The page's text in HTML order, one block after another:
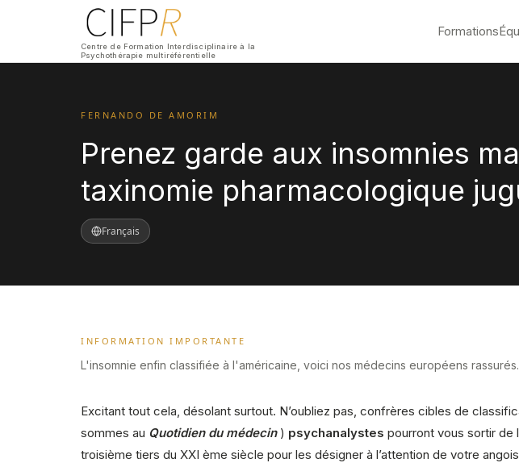
Centre de Formation Interdisciplinaire à la
Psychothérapie multiréférentielle
Formations
FERNANDO DE AMORIM
Prenez garde aux insomnies
taxinomie pharmacologique
Français
INFORMATION IMPORTANTE
L'insomnie enfin classifiée à l'américaine, voici nos médecins européens rassurés.
Excitant tout cela, désolant surtout. N’oubliez pas, confrères cibles de
sommes au Quotidien du médecin ) psychanalystes pourront vous sortir de
troisième tiers du XXI ème siècle pour les désigner à l’attention de votre